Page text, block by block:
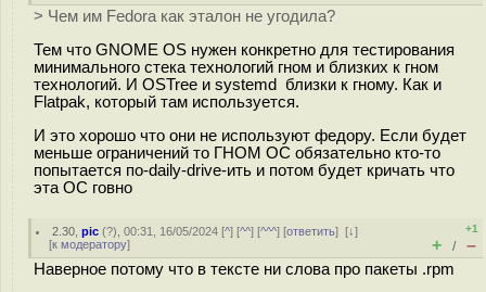
> Чем им Fedora как эталон не угодила?
Тем что GNOME OS нужен конкретно для тестирования
минимального стека технологий гном и близких к гном
технологий. И OSTree и systemd близки к гному. Как и
Flatpak, который там используется.
И это хорошо что они не используют федору. Если будет
меньше ограничений то ГНОМ ОС обязательно кто-то
попытается по-daily-drive-ить и потом будет кричать что
эта ОС говно
2.30 ,pic (?), 00:31, 16/05/2024 [^] [^^] [^^^] [ответить][↓]
[к модератору]
+1
+ / –
Наверное потому что в тексте ни слова про пакеты .rpm